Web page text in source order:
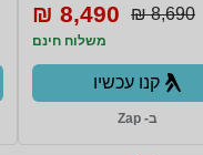
8,690 ₪
8,490 ₪
משלוח חינם
קנו עכשיו
ב- Zap